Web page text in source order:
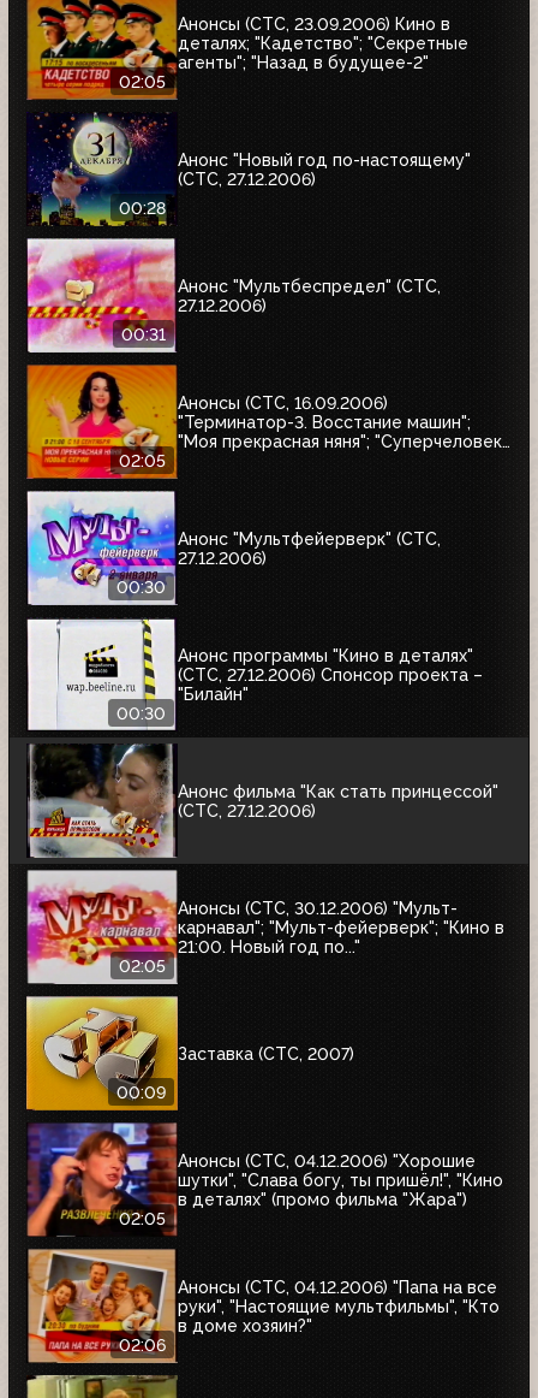
02:05
Анонсы (СТС, 23.09.2006) Кино в
деталях; "Кадетство"; "Секретные
агенты"; "Назад в будущее-2"
00:28
Анонс "Новый год по-настоящему"
(СТС, 27.12.2006)
00:31
Анонс "Мультбеспредел" (СТС,
27.12.2006)
02:05
Анонсы (СТС, 16.09.2006)
"Терминатор-3. Восстание машин";
"Моя прекрасная няня"; "Суперчеловек.
00:30
Анонс "Мультфейерверк" (СТС,
27.12.2006)
00:30
Анонс программы "Кино в деталях"
(СТС, 27.12.2006) Спонсор проекта –
"Билайн"
Анонс фильма "Как стать принцессой"
(СТС, 27.12.2006)
02:05
Анонсы (СТС, 30.12.2006) "Мульт-
карнавал"; "Мульт-фейерверк"; "Кино в
21:00. Новый год по..."
00:09
Заставка (СТС, 2007)
02:05
Анонсы (СТС, 04.12.2006) "Хорошие
шутки", "Слава богу, ты пришёл!", "Кино
в деталях" (промо фильма "Жара")
02:06
Анонсы (СТС, 04.12.2006) "Папа на все
руки", "Настоящие мультфильмы", "Кто
в доме хозяин?"